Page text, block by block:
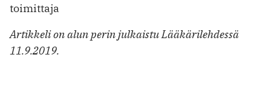
toimittaja
Artikkeli on alun perin julkaistu Lääkärilehdessä
11.9.2019.